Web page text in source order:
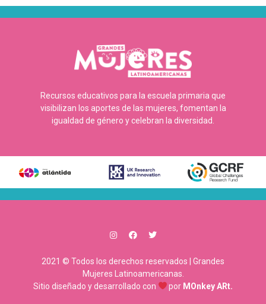
Recursos educativos para la escuela primaria que
visibilizan los aportes de las mujeres, fomentan la
igualdad de género y celebran la diversidad.
2021 © Todos los derechos reservados | Grandes
Mujeres Latinoamericanas.
Sitio diseñado y desarrollado con
por MOnkey ARt.